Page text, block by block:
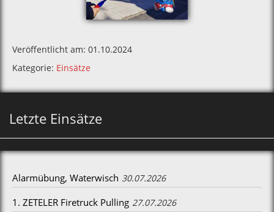
Veröffentlicht am: 01.10.2024
Kategorie: Einsätze
Letzte Einsätze
Alarmübung, Waterwisch 30.07.2026
1. ZETELER Firetruck Pulling 27.07.2026